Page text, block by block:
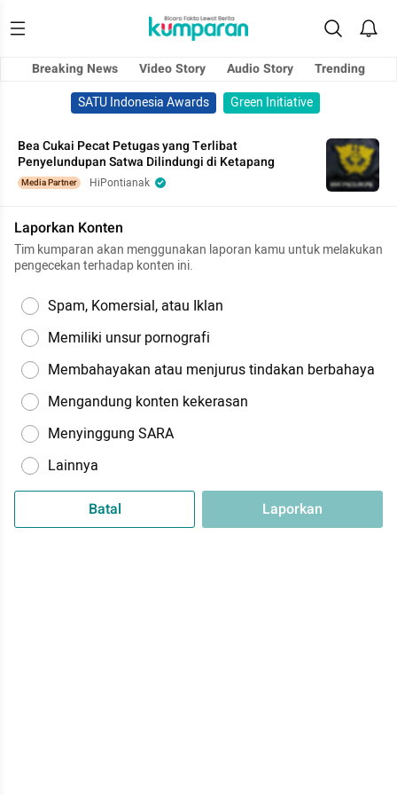
Breaking News Video Story Audio Story
Trending
SATU Indonesia Awards
Green Initiative
Bea Cukai Pecat Petugas yang Terlibat
Penyelundupan Satwa Dilindungi di Ketapang
Media Partner HiPontianak
Laporkan Konten
Tim kumparan akan menggunakan laporan kamu untuk melakukan
pengecekan terhadap konten ini.
Spam, Komersial, atau Iklan
Memiliki unsur pornografi
Membahayakan atau menjurus tindakan berbahaya
Mengandung konten kekerasan
Menyinggung SARA
Lainnya
Batal Laporkan